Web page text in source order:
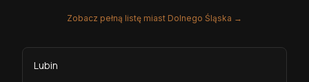
Zobacz pełną listę miast Dolnego Śląska →
Lubin